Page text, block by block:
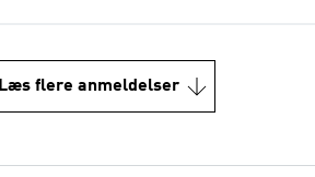
Læs flere anmeldelser